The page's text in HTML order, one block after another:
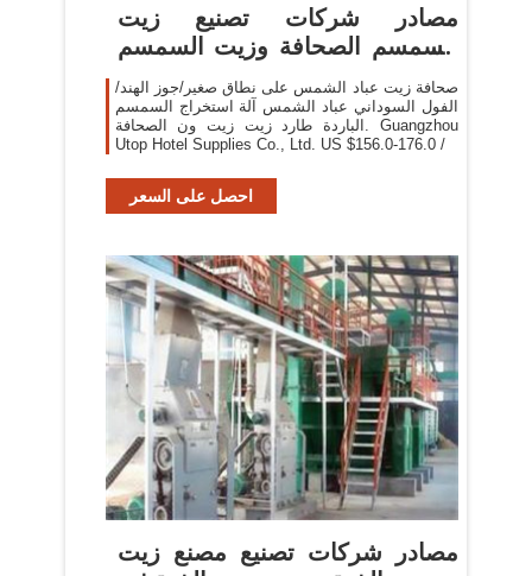
مصادر شركات تصنيع زيت
السمسم الصحافة وزيت السمسم
الصحافة
صحافة زيت عباد الشمس على نطاق صغير/جوز الهند/
الفول السوداني عباد الشمس آلة استخراج السمسم
الباردة طارد زيت زيت ون الصحافة. Guangzhou
Utop Hotel Supplies Co., Ltd. US $156.0-176.0 /
احصل على السعر
مصادر شركات تصنيع مصنع زيت